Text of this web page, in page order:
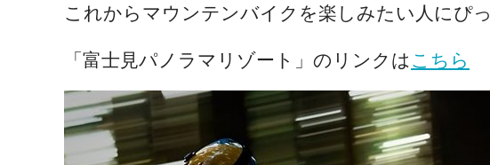
これからマウンテンバイクを楽しみたい人にぴ
「富士見パノラマリゾート」のリンクは こちら